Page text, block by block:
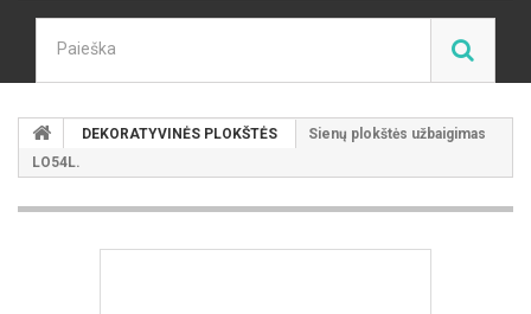
DEKORATYVINĖS PLOKŠTĖS
Sienų plokštės užbaigimas
LO54L.